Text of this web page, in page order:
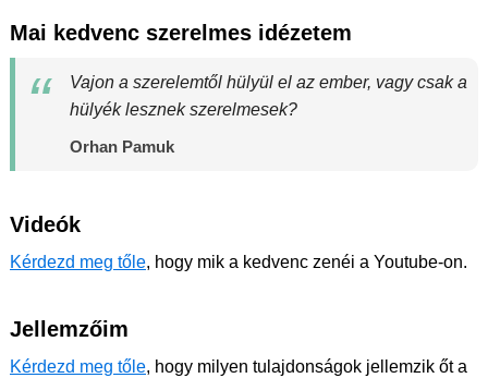
Mai kedvenc szerelmes idézetem
Vajon a szerelemtől hülyül el az ember, vagy csak a
hülyék lesznek szerelmesek?
Orhan Pamuk
Videók
Kérdezd meg tőle, hogy mik a kedvenc zenéi a Youtube-on.
Jellemzőim
Kérdezd meg tőle, hogy milyen tulajdonságok jellemzik őt a